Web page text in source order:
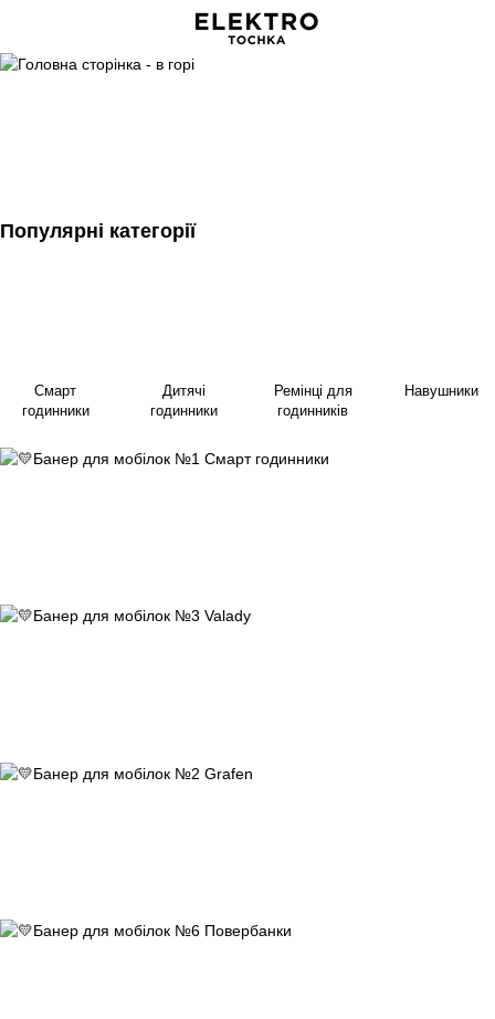
Популярні категорії
Смарт
годинники
Дитячі
годинники
Ремінці для
годинників
Навушники